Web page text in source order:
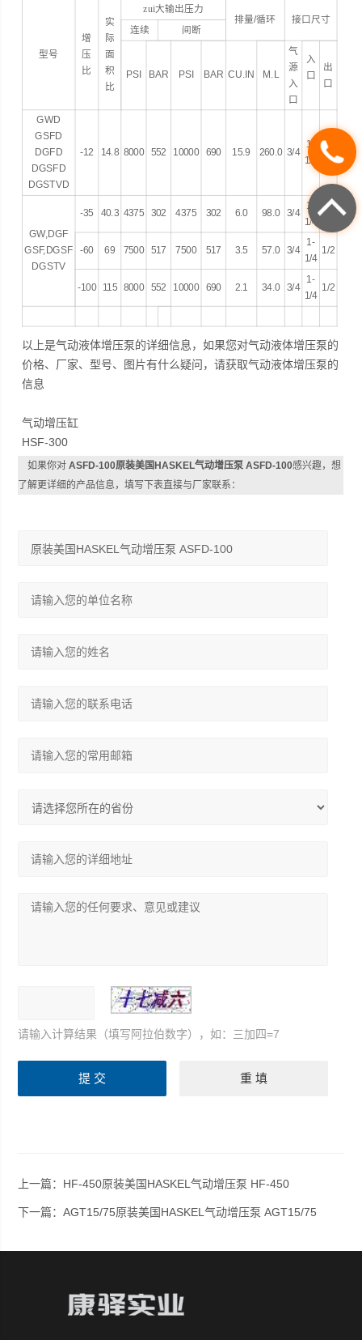
型号
增
压
比
实
际
面
积
比
zui大输出压力
排量/循环
接口尺寸
连续
间断
PSI BAR PSI BAR CU.IN M.L
气
源
入
口
入
口
出
口
GWD
GSFD
DGFD
DGSFD
DGSTVD
-12 14.8 8000 552 10000 690 15.9 260.0 3/4
1-
1/4
3/4
GW,DGF
GSF,DGSF
DGSTV
-35 40.3 4375 302 4375 302 6.0 98.0 3/4
1-
1/4
1/2
-60 69 7500 517 7500 517 3.5 57.0 3/4
1-
1/4
1/2
-100 115 8000 552 10000 690 2.1 34.0 3/4
1-
1/4
1/2
以上是气动液体增压泵的详细信息，如果您对气动液体增压泵的
价格、厂家、型号、图片有什么疑问，请获取气动液体增压泵的
信息
气动增压缸
HSF-300
如果你对ASFD-100原装美国HASKEL气动增压泵 ASFD-100感兴趣，想
了解更详细的产品信息，填写下表直接与厂家联系：
请输入计算结果（填写阿拉伯数字），如：三加四=7
上一篇： HF-450原装美国HASKEL气动增压泵 HF-450
下一篇：AGT15/75原装美国HASKEL气动增压泵 AGT15/75